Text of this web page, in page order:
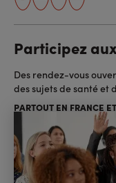
Participez
Des rendez-vous
des sujets de santé et
PARTOUT EN FRANCE